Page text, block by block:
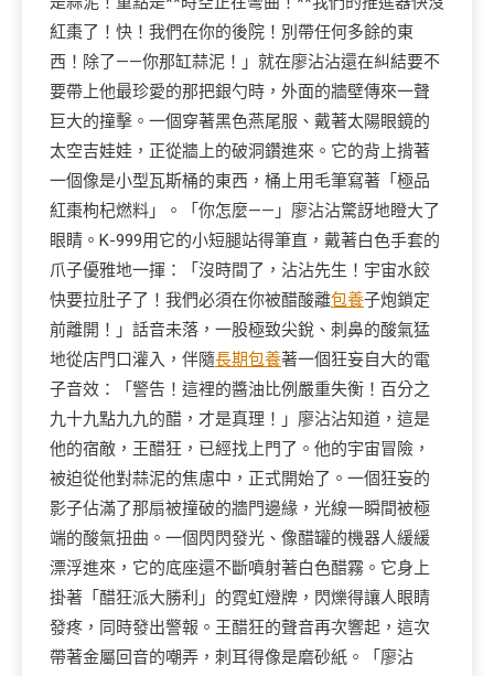
紅棗了！快！我們在你的後院！別帶任何多餘的東
西！除了——你那缸蒜泥！」就在廖沾沾還在糾結要不
要帶上他最珍愛的那把銀勺時，外面的牆壁傳來一聲
巨大的撞擊。一個穿著黑色燕尾服、戴著太陽眼鏡的
太空吉娃娃，正從牆上的破洞鑽進來。它的背上揹著
一個像是小型瓦斯桶的東西，桶上用毛筆寫著「極品
紅棗枸杞燃料」。「你怎麼——」廖沾沾驚訝地瞪大了
眼睛。K-999用它的小短腿站得筆直，戴著白色手套的
爪子優雅地一揮：「沒時間了，沾沾先生！宇宙水餃
快要拉肚子了！我們必須在你被醋酸離包養子炮鎖定
前離開！」話音未落，一股極致尖銳、刺鼻的酸氣猛
地從店門口灌入，伴隨長期包養著一個狂妄自大的電
子音效：「警告！這裡的醬油比例嚴重失衡！百分之
九十九點九九的醋，才是真理！」廖沾沾知道，這是
他的宿敵，王醋狂，已經找上門了。他的宇宙冒險，
被迫從他對蒜泥的焦慮中，正式開始了。一個狂妄的
影子佔滿了那扇被撞破的牆門邊緣，光線一瞬間被極
端的酸氣扭曲。一個閃閃發光、像醋罐的機器人緩緩
漂浮進來，它的底座還不斷噴射著白色醋霧。它身上
掛著「醋狂派大勝利」的霓虹燈牌，閃爍得讓人眼睛
發疼，同時發出警報。王醋狂的聲音再次響起，這次
帶著金屬回音的嘲弄，刺耳得像是磨砂紙。「廖沾